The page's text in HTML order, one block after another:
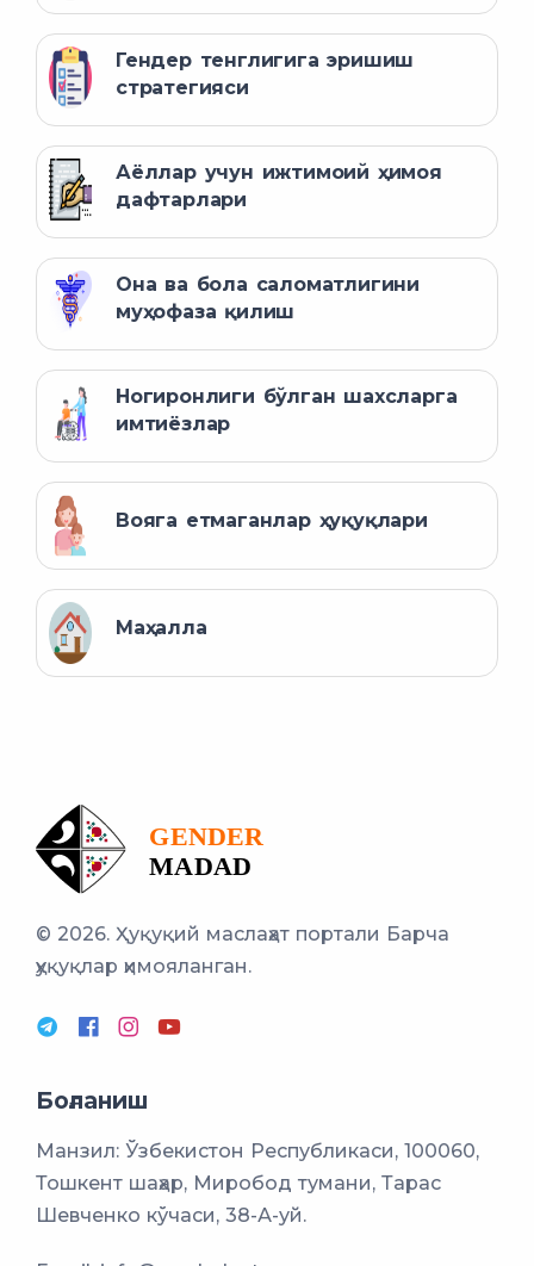
Гендер тенглигига эришиш
стратегияси
Аёллар учун ижтимоий ҳимоя
дафтарлари
Она ва бола саломатлигини
муҳофаза қилиш
Ногиронлиги бўлган шахсларга
имтиёзлар
Вояга етмаганлар ҳуқуқлари
Маҳалла
© 2026. Ҳуқуқий маслаҳат портали Барча
ҳуқуқлар ҳимояланган.
Боғланиш
Манзил: Ўзбекистон Республикаси, 100060,
Тошкент шаҳар, Миробод тумани, Тарас
Шевченко кўчаси, 38-А-уй.